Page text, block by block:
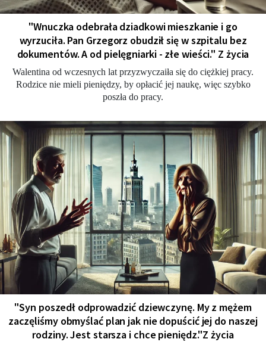
"Wnuczka odebrała dziadkowi mieszkanie i go
wyrzuciła. Pan Grzegorz obudził się w szpitalu bez
dokumentów. A od pielęgniarki - złe wieści." Z życia
Walentina od wczesnych lat przyzwyczaiła się do ciężkiej pracy.
Rodzice nie mieli pieniędzy, by opłacić jej naukę, więc szybko
poszła do pracy.
"Syn poszedł odprowadzić dziewczynę. My z mężem
zaczęliśmy obmyślać plan jak nie dopuścić jej do naszej
rodziny. Jest starsza i chce pieniędz."Z życia